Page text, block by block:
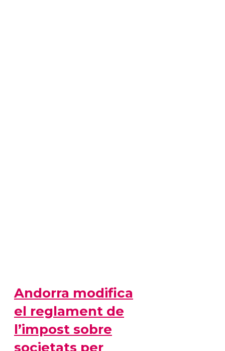
Andorra modifica
el reglament de
l’impost sobre
societats per